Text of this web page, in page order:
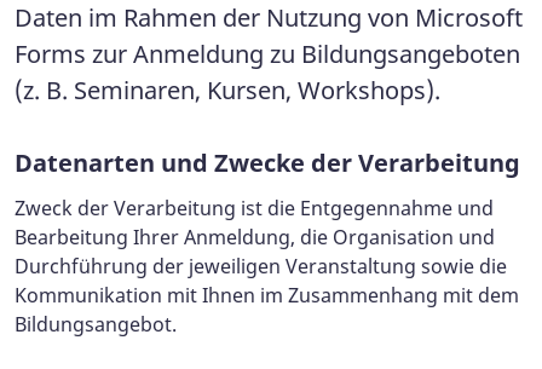
Daten im Rahmen der Nutzung von Microsoft
Forms zur Anmeldung zu Bildungsangeboten
(z. B. Seminaren, Kursen, Workshops).
Datenarten und Zwecke der Verarbeitung
Zweck der Verarbeitung ist die Entgegennahme und
Bearbeitung Ihrer Anmeldung, die Organisation und
Durchführung der jeweiligen Veranstaltung sowie die
Kommunikation mit Ihnen im Zusammenhang mit dem
Bildungsangebot.